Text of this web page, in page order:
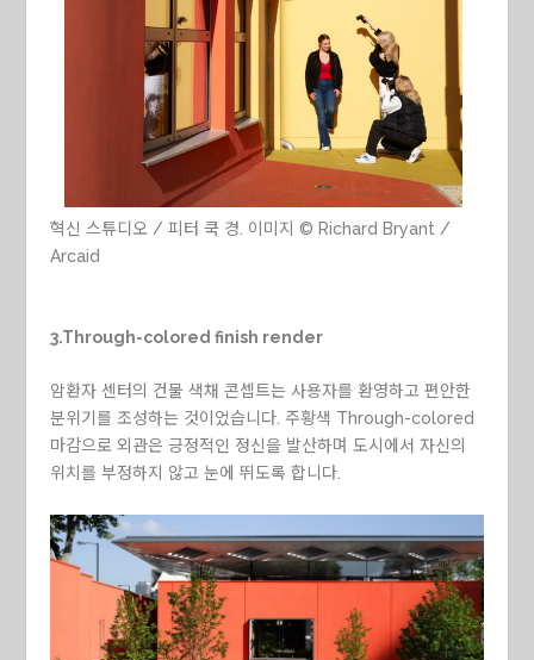
혁신 스튜디오 / 피터 쿡 경. 이미지 © Richard Bryant /
Arcaid
3.Through-colored finish render
암환자 센터의 건물 색채 콘셉트는 사용자를 환영하고 편안한
분위기를 조성하는 것이었습니다. 주황색 Through-colored
마감으로 외관은 긍정적인 정신을 발산하며 도시에서 자신의
위치를 ​​부정하지 않고 눈에 뛰도록 합니다.